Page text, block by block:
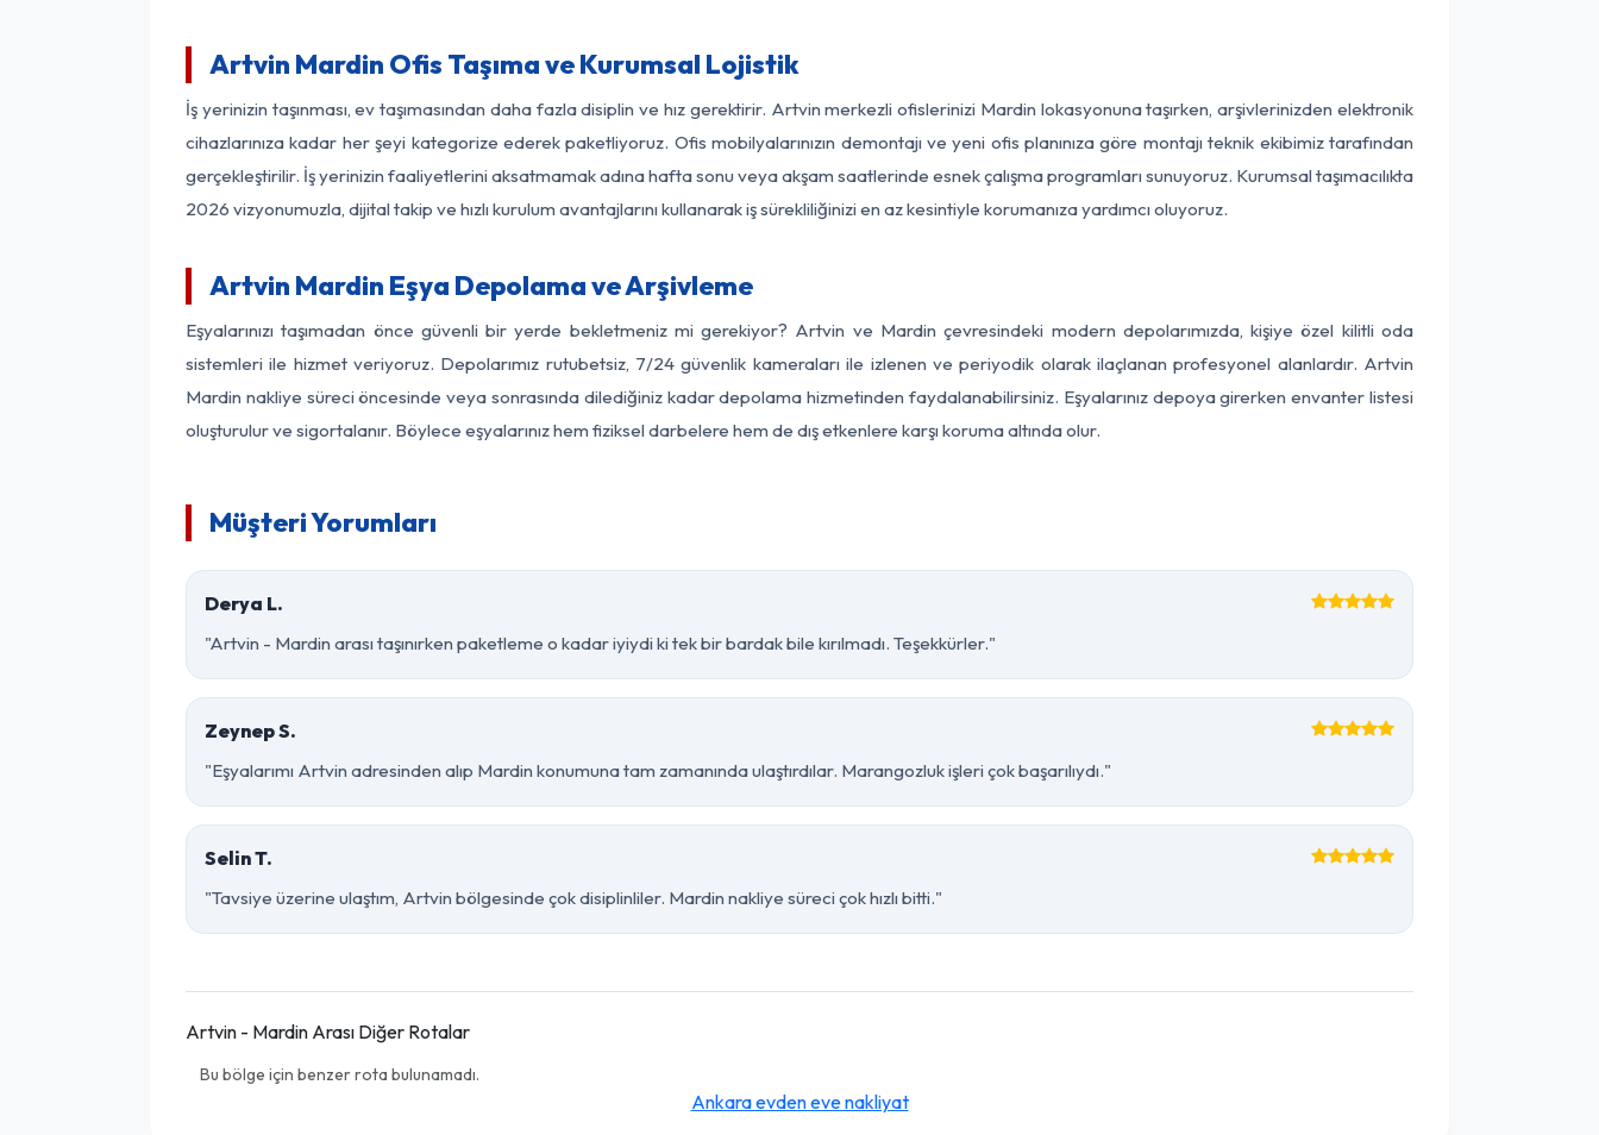
Artvin Mardin Ofis Taşıma ve Kurumsal Lojistik
İş yerinizin taşınması, ev taşımasından daha fazla disiplin ve hız gerektirir. Artvin merkezli ofislerinizi Mardin lokasyonuna taşırken, arşivlerinizden elektronik
cihazlarınıza kadar her şeyi kategorize ederek paketliyoruz. Ofis mobilyalarınızın demontajı ve yeni ofis planınıza göre montajı teknik ekibimiz tarafından
gerçekleştirilir. İş yerinizin faaliyetlerini aksatmamak adına hafta sonu veya akşam saatlerinde esnek çalışma programları sunuyoruz. Kurumsal taşımacılıkta
2026 vizyonumuzla, dijital takip ve hızlı kurulum avantajlarını kullanarak iş sürekliliğinizi en az kesintiyle korumanıza yardımcı oluyoruz.
Artvin Mardin Eşya Depolama ve Arşivleme
Eşyalarınızı taşımadan önce güvenli bir yerde bekletmeniz mi gerekiyor? Artvin ve Mardin çevresindeki modern depolarımızda, kişiye özel kilitli oda
sistemleri ile hizmet veriyoruz. Depolarımız rutubetsiz, 7/24 güvenlik kameraları ile izlenen ve periyodik olarak ilaçlanan profesyonel alanlardır. Artvin
Mardin nakliye süreci öncesinde veya sonrasında dilediğiniz kadar depolama hizmetinden faydalanabilirsiniz. Eşyalarınız depoya girerken envanter listesi
oluşturulur ve sigortalanır. Böylece eşyalarınız hem fiziksel darbelere hem de dış etkenlere karşı koruma altında olur.
Müşteri Yorumları
Derya L.
"Artvin - Mardin arası taşınırken paketleme o kadar iyiydi ki tek bir bardak bile kırılmadı. Teşekkürler."
Zeynep S.
"Eşyalarımı Artvin adresinden alıp Mardin konumuna tam zamanında ulaştırdılar. Marangozluk işleri çok başarılıydı."
Selin T.
"Tavsiye üzerine ulaştım, Artvin bölgesinde çok disiplinliler. Mardin nakliye süreci çok hızlı bitti."
Artvin - Mardin Arası Diğer Rotalar
Bu bölge için benzer rota bulunamadı.
Ankara evden eve nakliyat